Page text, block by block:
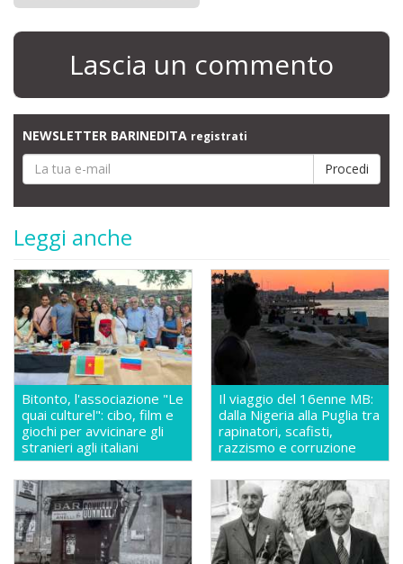
Lascia un commento
NEWSLETTER BARINEDITA registrati
Leggi anche
Bitonto, l'associazione "Le
quai culturel": cibo, film e
giochi per avvicinare gli
stranieri agli italiani
Il viaggio del 16enne MB:
dalla Nigeria alla Puglia tra
rapinatori, scafisti,
razzismo e corruzione